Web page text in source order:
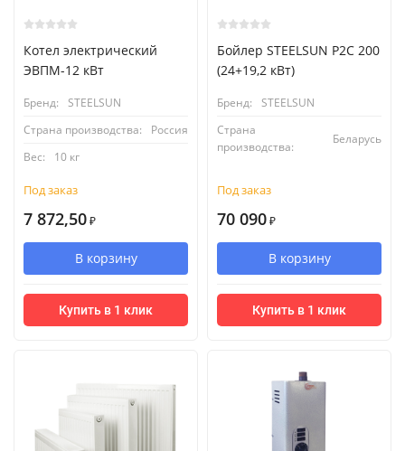
Котел электрический
ЭВПМ-12 кВт
Бренд:
STEELSUN
Страна производства:
Россия
Вес:
10 кг
Под заказ
7 872,50 ₽
В корзину
Купить в 1 клик
Бойлер STEELSUN P2C 200
(24+19,2 кВт)
Бренд:
STEELSUN
Страна
производства:
Беларусь
Под заказ
70 090 ₽
В корзину
Купить в 1 клик